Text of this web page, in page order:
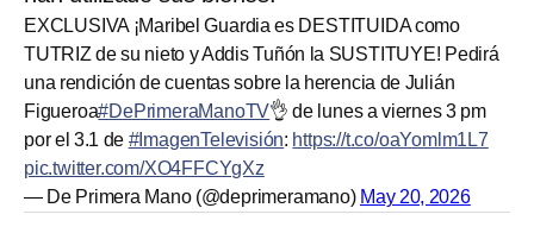
EXCLUSIVA ¡Maribel Guardia es DESTITUIDA como
TUTRIZ de su nieto y Addis Tuñón la SUSTITUYE! Pedirá
una rendición de cuentas sobre la herencia de Julián
Figueroa#DePrimeraManoTV👌 de lunes a viernes 3 pm
por el 3.1 de #ImagenTelevisión: https://t.co/oaYomlm1L7
pic.twitter.com/XO4FFCYgXz
— De Primera Mano (@deprimeramano) May 20, 2026